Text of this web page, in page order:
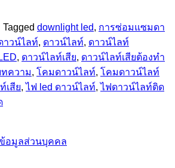
Tagged downlight led, การซ่อมแซมดา
าวน์ไลท์, ดาวน์ไลท์, ดาวน์ไลท์
, ดาวน์ไลท์เสีย, ดาวน์ไลท์เสียต้องทำ
ความ, โคมดาวน์ไลท์, โคมดาวน์ไลท์
เสีย,ไฟ led ดาวน์ไลท์,ไฟดาวน์ไลท์ติด
อมูลส่วนบุคคล